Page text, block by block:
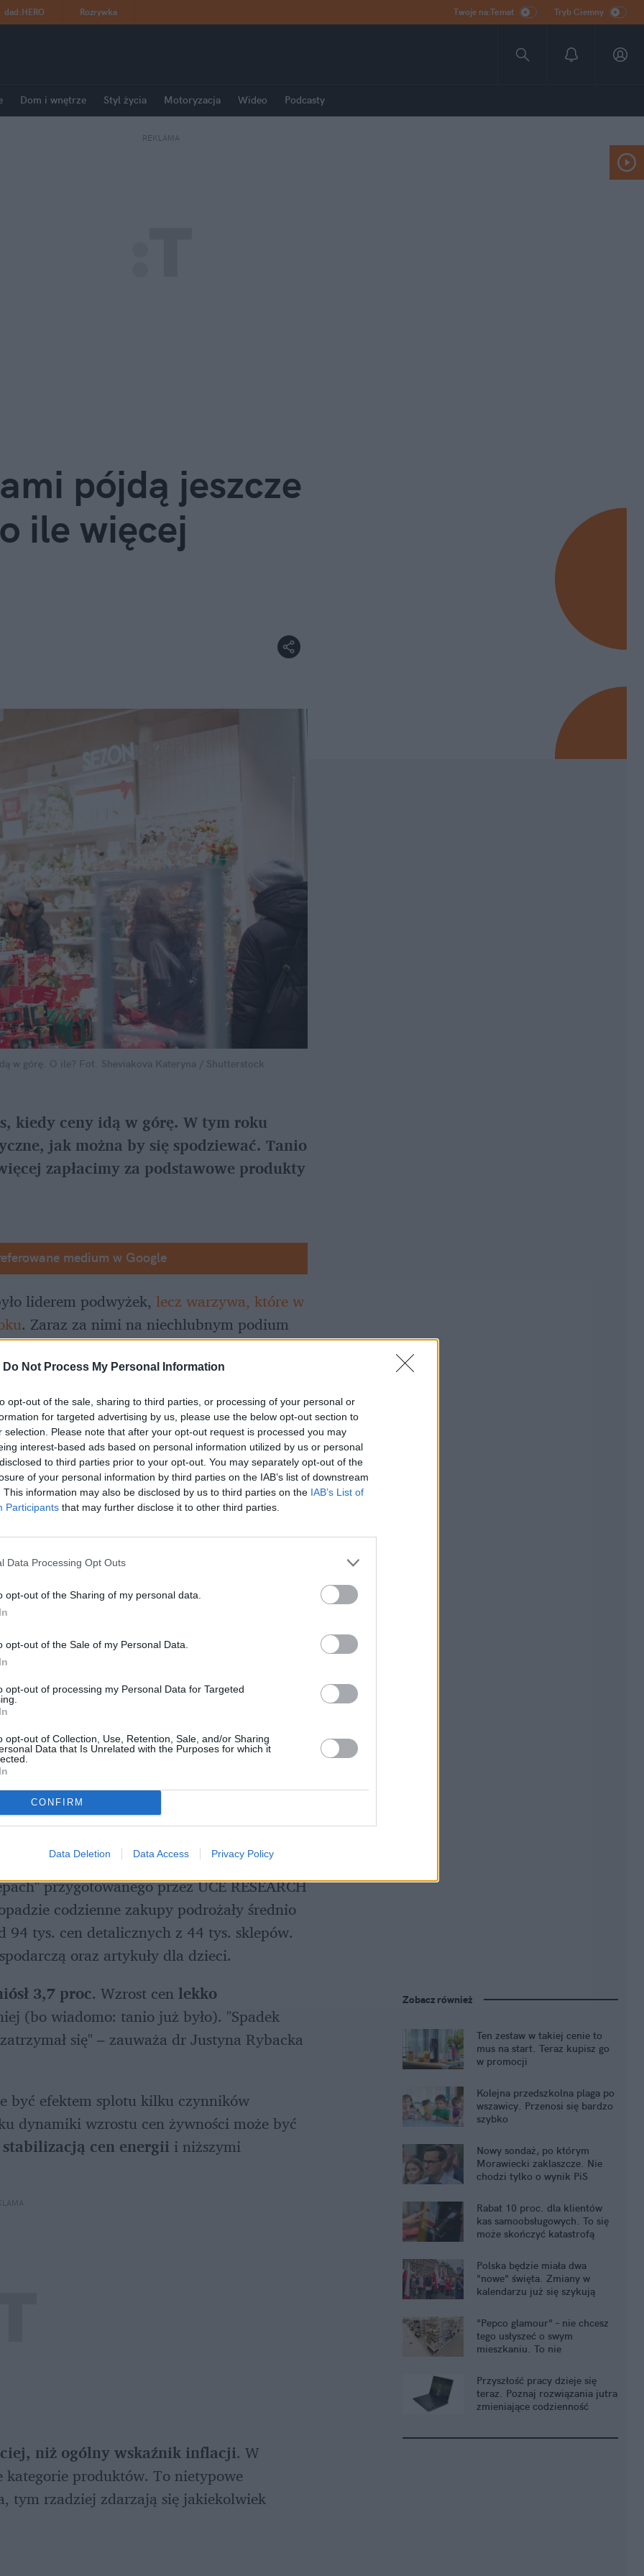
Do Not Process My Personal Information
opt-out of the sale, sharing to third parties, or processing of your personal or
for targeted advertising by us, please use the below opt-out section to
selection. Please note that after your opt-out request is processed you may
interest-based ads based on personal information utilized by us or personal
to third parties prior to your opt-out. You may separately opt-out of the
of your personal information by third parties on the IAB’s list of downstream
This information may also be disclosed by us to third parties on the IAB’s List of
Participants that may further disclose it to other third parties.
Data Processing Opt Outs
opt-out of the Sharing of my personal data.
opt-out of the Sale of my Personal Data.
opt-out of processing my Personal Data for Targeted
opt-out of Collection, Use, Retention, Sale, and/or Sharing
Data that Is Unrelated with the Purposes for which it
CONFIRM
Data Deletion Data Access Privacy Policy
dad:HERO Rozrywka Twoje na:Temat Tryb Ciemny
Dom i wnętrze Styl życia Motoryzacja Wideo Podcasty
REKLAMA
pójdą jeszcze
ile więcej
w górę. O ile? Fot. Sheviakova Kateryna / Shutterstock
kiedy ceny idą w górę. W tym roku
jak można by się spodziewać. Tanio
zapłacimy za podstawowe produkty
medium w Google
liderem podwyżek, lecz warzywa, które w
. Zaraz za nimi na niechlubnym podium
proc. Eksperci tłumaczyli to wtedy
importu oraz wyższymi kosztami
jest powodem podwyżek?
2025? Najnowszy
przygotowanego przez UCE RESEARCH
codzienne zakupy podrożały średnio
tys. cen detalicznych z 44 tys. sklepów.
oraz artykuły dla dzieci.
3,7 proc. Wzrost cen lekko
(bo wiadomo: tanio już było). "Spadek
się" – zauważa dr Justyna Rybacka
być efektem splotu kilku czynników
dynamiki wzrostu cen żywności może być
stabilizacją cen energii i niższymi
niż ogólny wskaźnik inflacji. W
produktów. To nietypowe
tym rzadziej zdarzają się jakiekolwiek
Zobacz również
Ten zestaw w takiej cenie to
mus na start. Teraz kupisz go
w promocji
Kolejna przedszkolna plaga po
wszawicy. Przenosi się bardzo
szybko
Nowy sondaż, po którym
Morawiecki zaklaszcze. Nie
chodzi tylko o wynik PiS
Rabat 10 proc. dla klientów
kas samoobsługowych. To się
może skończyć katastrofą
Polska będzie miała dwa
"nowe" święta. Zmiany w
kalendarzu już się szykują
"Pepco glamour" – nie chcesz
tego usłyszeć o swym
mieszkaniu. To nie
Przyszłość pracy dzieje się
teraz. Poznaj rozwiązania jutra
zmieniające codzienność